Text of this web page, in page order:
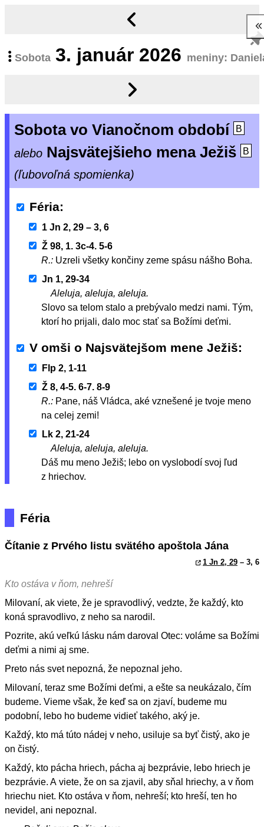
Sobota 3. január 2026 meniny:
Sobota vo Vianočnom období B
alebo Najsvätejšieho mena Ježiš B
(ľubovoľná spomienka)
Féria
1 Jn 2, 29 – 3, 6
Ž 98, 1. 3c-4. 5-6
R.: Uzreli všetky končiny zeme spásu nášho Boha.
Jn 1, 29-34
Aleluja, aleluja, aleluja.
Slovo sa telom stalo a prebývalo medzi nami. Tým,
ktorí ho prijali, dalo moc stať sa Božími deťmi.
V omši o Najsvätejšom mene Ježiš
Flp 2, 1-11
Ž 8, 4-5. 6-7. 8-9
R.: Pane, náš Vládca, aké vznešené je tvoje meno
na celej zemi!
Lk 2, 21-24
Aleluja, aleluja, aleluja.
Dáš mu meno Ježiš; lebo on vyslobodí svoj ľud
z hriechov.
Féria
Čítanie z Prvého listu svätého apoštola Jána
1 Jn 2, 29 – 3, 6
Kto ostáva v ňom, nehreší
Milovaní, ak viete, že je spravodlivý, vedzte, že každý, kto
koná spravodlivo, z neho sa narodil.
Pozrite, akú veľkú lásku nám daroval Otec: voláme sa Božími
deťmi a nimi aj sme.
Preto nás svet nepozná, že nepoznal jeho.
Milovaní, teraz sme Božími deťmi, a ešte sa neukázalo, čím
budeme. Vieme však, že keď sa on zjaví, budeme mu
podobní, lebo ho budeme vidieť takého, aký je.
Každý, kto má túto nádej v neho, usiluje sa byť čistý, ako je
on čistý.
Každý, kto pácha hriech, pácha aj bezprávie, lebo hriech je
bezprávie. A viete, že on sa zjavil, aby sňal hriechy, a v ňom
hriechu niet. Kto ostáva v ňom, nehreší; kto hreší, ten ho
nevidel, ani nepoznal.